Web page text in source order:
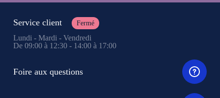
Service client Fermé
Lundi - Mardi - Vendredi
De 09:00 à 12:30 - 14:00 à 17:00
Foire aux questions